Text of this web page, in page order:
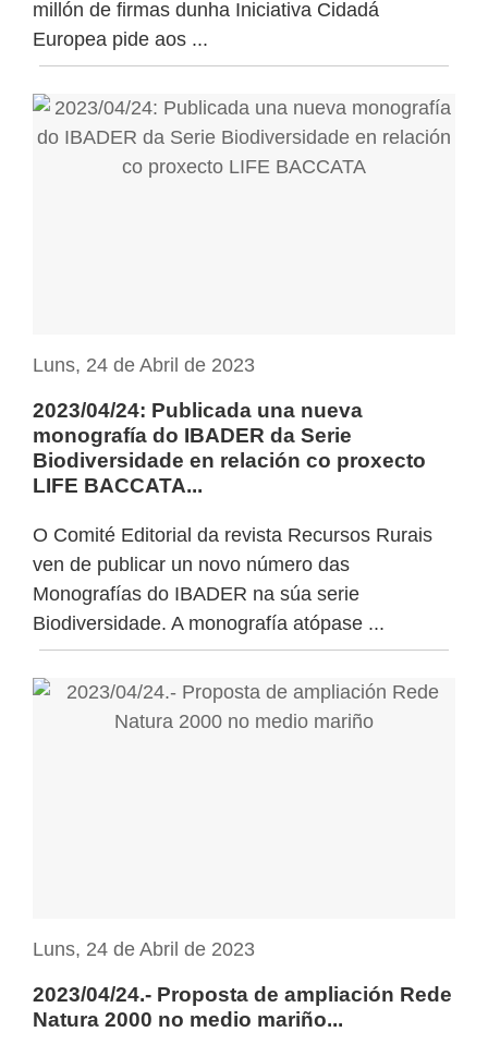
millón de firmas dunha Iniciativa Cidadá
Europea pide aos ...
Luns, 24 de Abril de 2023
2023/04/24: Publicada una nueva
monografía do IBADER da Serie
Biodiversidade en relación co proxecto
LIFE BACCATA...
O Comité Editorial da revista Recursos Rurais
ven de publicar un novo número das
Monografías do IBADER na súa serie
Biodiversidade. A monografía atópase ...
Luns, 24 de Abril de 2023
2023/04/24.- Proposta de ampliación Rede
Natura 2000 no medio mariño...